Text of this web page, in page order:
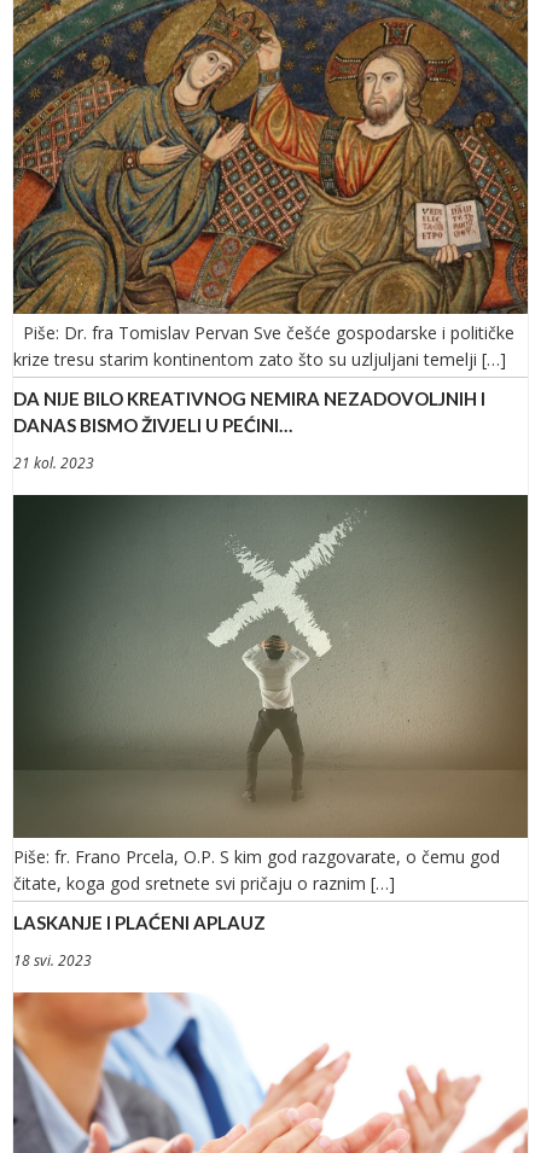
Piše: Dr. fra Tomislav Pervan Sve češće gospodarske i političke
krize tresu starim kontinentom zato što su uzljuljani temelji […]
DA NIJE BILO KREATIVNOG NEMIRA NEZADOVOLJNIH I
DANAS BISMO ŽIVJELI U PEĆINI…
21 kol. 2023
Piše: fr. Frano Prcela, O.P. S kim god razgovarate, o čemu god
čitate, koga god sretnete svi pričaju o raznim […]
LASKANJE I PLAĆENI APLAUZ
18 svi. 2023